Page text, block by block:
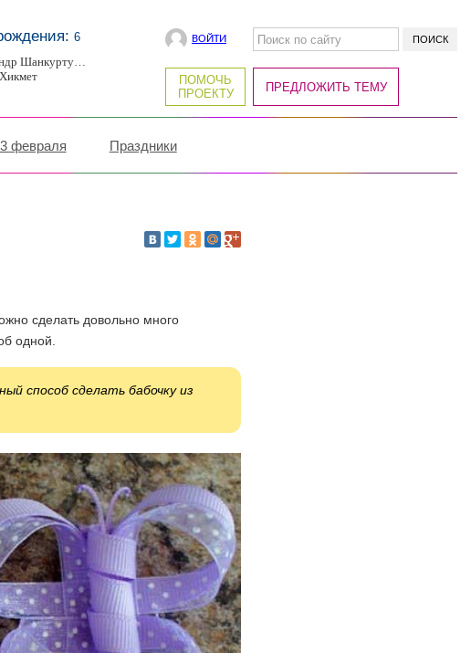
6
Шанкурту…
ВОЙТИ
ПОМОЧЬ
ПРОЕКТУ
ПРЕДЛОЖИТЬ ТЕМУ
февраля Праздники
сделать довольно много
одной.
способ сделать бабочку из